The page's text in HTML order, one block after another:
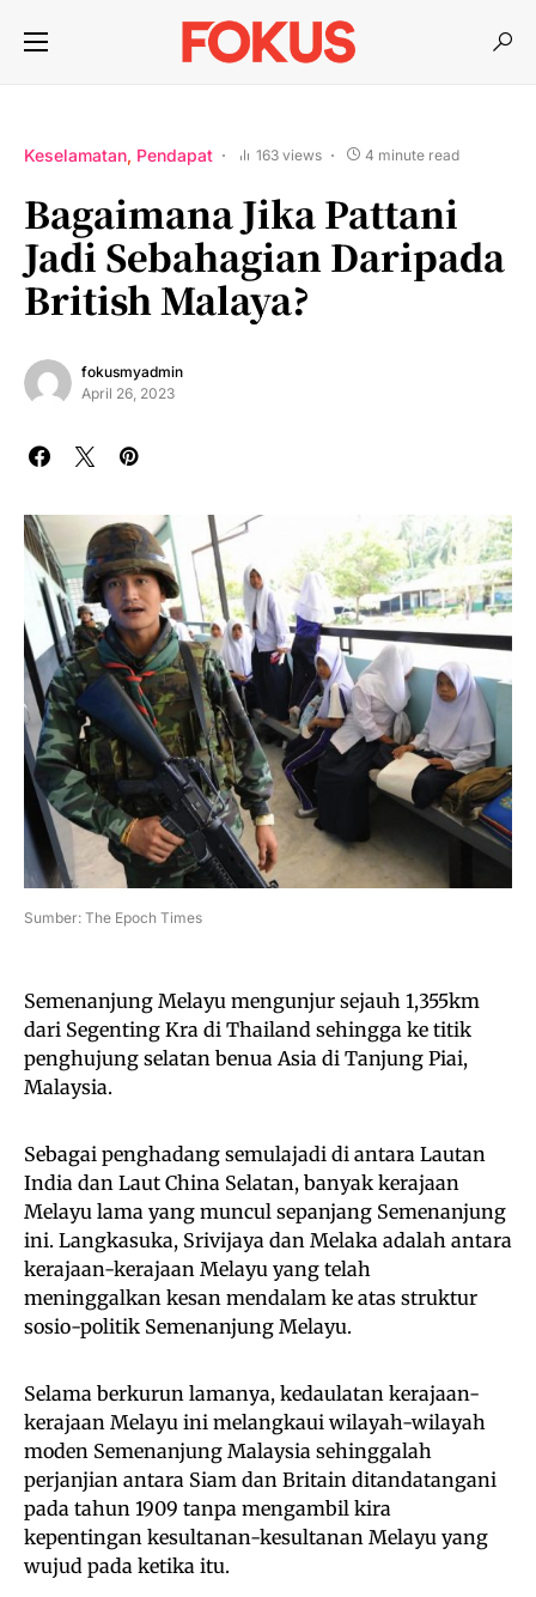
Keselamatan Pendapat 163 views 4 minute read
Bagaimana Jika Pattani
Jadi Sebahagian Daripada
British Malaya?
fokusmyadmin
April 26, 2023
Sumber: The Epoch Times
Semenanjung Melayu mengunjur sejauh 1,355km
dari Segenting Kra di Thailand sehingga ke titik
penghujung selatan benua Asia di Tanjung Piai,
Malaysia.
Sebagai penghadang semulajadi di antara Lautan
India dan Laut China Selatan, banyak kerajaan
Melayu lama yang muncul sepanjang Semenanjung
ini. Langkasuka, Srivijaya dan Melaka adalah antara
kerajaan-kerajaan Melayu yang telah
meninggalkan kesan mendalam ke atas struktur
sosio-politik Semenanjung Melayu.
Selama berkurun lamanya, kedaulatan kerajaan-
kerajaan Melayu ini melangkaui wilayah-wilayah
moden Semenanjung Malaysia sehinggalah
perjanjian antara Siam dan Britain ditandatangani
pada tahun 1909 tanpa mengambil kira
kepentingan kesultanan-kesultanan Melayu yang
wujud pada ketika itu.